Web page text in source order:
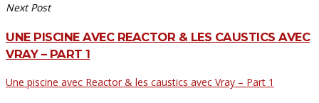
Next Post
UNE PISCINE AVEC REACTOR & LES CAUSTICS AVEC
VRAY – PART 1
Une piscine avec Reactor & les caustics avec Vray – Part 1